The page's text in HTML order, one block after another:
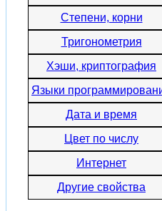
Степени, корни
Тригонометрия
Хэши, криптография
Языки
Дата и время
Цвет по числу
Интернет
Другие свойства